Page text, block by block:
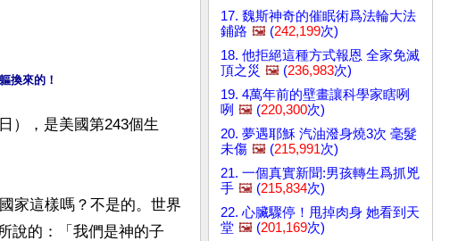
換來的！
），是美國第243個生
家這樣嗎？不是的。世界
說的：「我們是神的子
17. 魏斯神奇的催眠術爲法輪大法
鋪路 🖼️ (242,199次)
18. 他拒絕這種方式報恩 全家免滅
頂之災 🖼️ (236,983次)
19. 4萬年前的壁畫讓科學家瞎咧
咧 🖼️ (220,300次)
20. 夢遇耶穌 汽油潑身燒3次 毫髮
未傷 🖼️ (215,991次)
21. 一個真實新聞:男孩轉生爲抓兇
手 🖼️ (215,834次)
22. 心臟驟停！甩掉肉身 她看到天
堂 🖼️ (201,169次)